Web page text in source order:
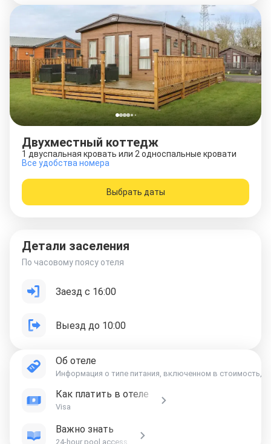
Двухместный коттедж
1 двуспальная кровать или 2 односпальные кровати
Все удобства номера
Выбрать даты
Детали заселения
По часовому поясу отеля
Заезд с 16:00
Выезд до 10:00
Об отеле
Информация о типе питания, включенном в стоимость,
Как платить в отеле
Visa
Важно знать
24-hour pool access